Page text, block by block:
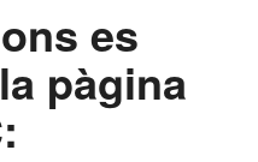
es
pàgina